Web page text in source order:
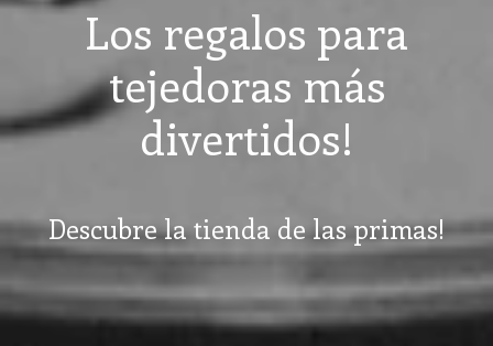
Los regalos para
tejedoras más
divertidos!
Descubre la tienda de las primas!